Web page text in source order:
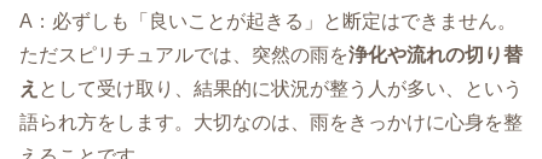
A：必ずしも「良いことが起きる」と断定はできません。
ただスピリチュアルでは、突然の雨を浄化や流れの切り替
え として受け取り、結果的に状況が整う人が多い、という
語られ方をします。大切なのは、雨をきっかけに心身を整